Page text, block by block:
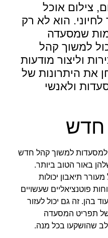
צילום אוכל
הוא לא רק
שמסעדה
למשוך קהל
וליצור מודעות
את היתרונות של
ולאנשי
חדש
למסעדות למשוך קהל חדש
באור הטוב ביותר.
תיאבון יכולות
פוטנציאליים שעשויים
בהן. זה גם יכול לעזור
של תפריט המסעדה
שהושקעו בכל מנה.